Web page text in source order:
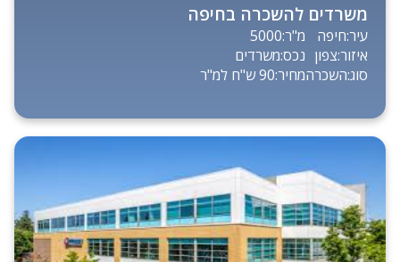
משרדים להשכרה בחיפה
עיר:חיפה
איזור:צפון
סוג:השכרה
מ"ר:5000
נכס:משרדים
מחיר:90 ש"ח למ"ר